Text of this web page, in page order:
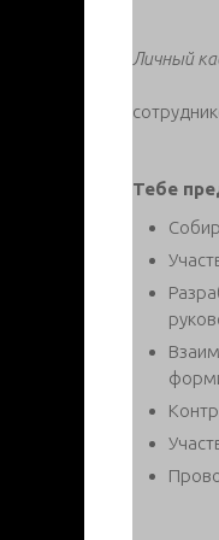
Личный
Тебе